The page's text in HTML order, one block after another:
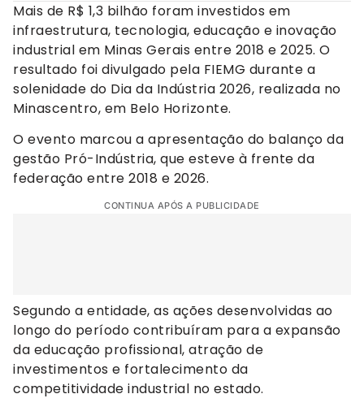
Mais de R$ 1,3 bilhão foram investidos em
infraestrutura, tecnologia, educação e inovação
industrial em Minas Gerais entre 2018 e 2025. O
resultado foi divulgado pela FIEMG durante a
solenidade do Dia da Indústria 2026, realizada no
Minascentro, em Belo Horizonte.
O evento marcou a apresentação do balanço da
gestão Pró-Indústria, que esteve à frente da
federação entre 2018 e 2026.
CONTINUA APÓS A PUBLICIDADE
Segundo a entidade, as ações desenvolvidas ao
longo do período contribuíram para a expansão
da educação profissional, atração de
investimentos e fortalecimento da
competitividade industrial no estado.